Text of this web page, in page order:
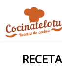
RECETA